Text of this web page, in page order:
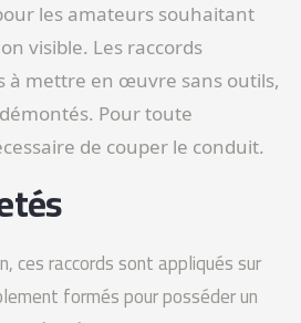
les amateurs souhaitant
visible. Les raccords
à mettre en œuvre sans outils,
Pour toute
de couper le conduit.
ces raccords sont appliqués sur
formés pour posséder un